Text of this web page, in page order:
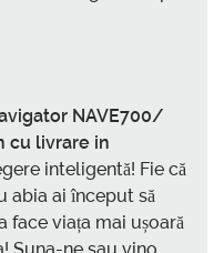
NAVE700/
cu livrare in
inteligentă! Fie că
abia ai început să
face viața mai ușoară
Suna-ne sau vino